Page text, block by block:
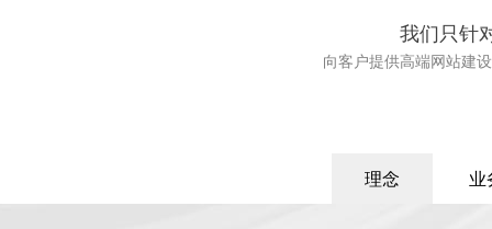
我们只针
向客户提供高端网站建
理念 业